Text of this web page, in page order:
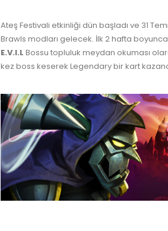
Ateş Festivali etkinliği dün başladı ve 31
Brawls modları gelecek. İlk 2 hafta
E.V.I.L Bossu topluluk meydan okuması
kez boss keserek Legendary bir kart